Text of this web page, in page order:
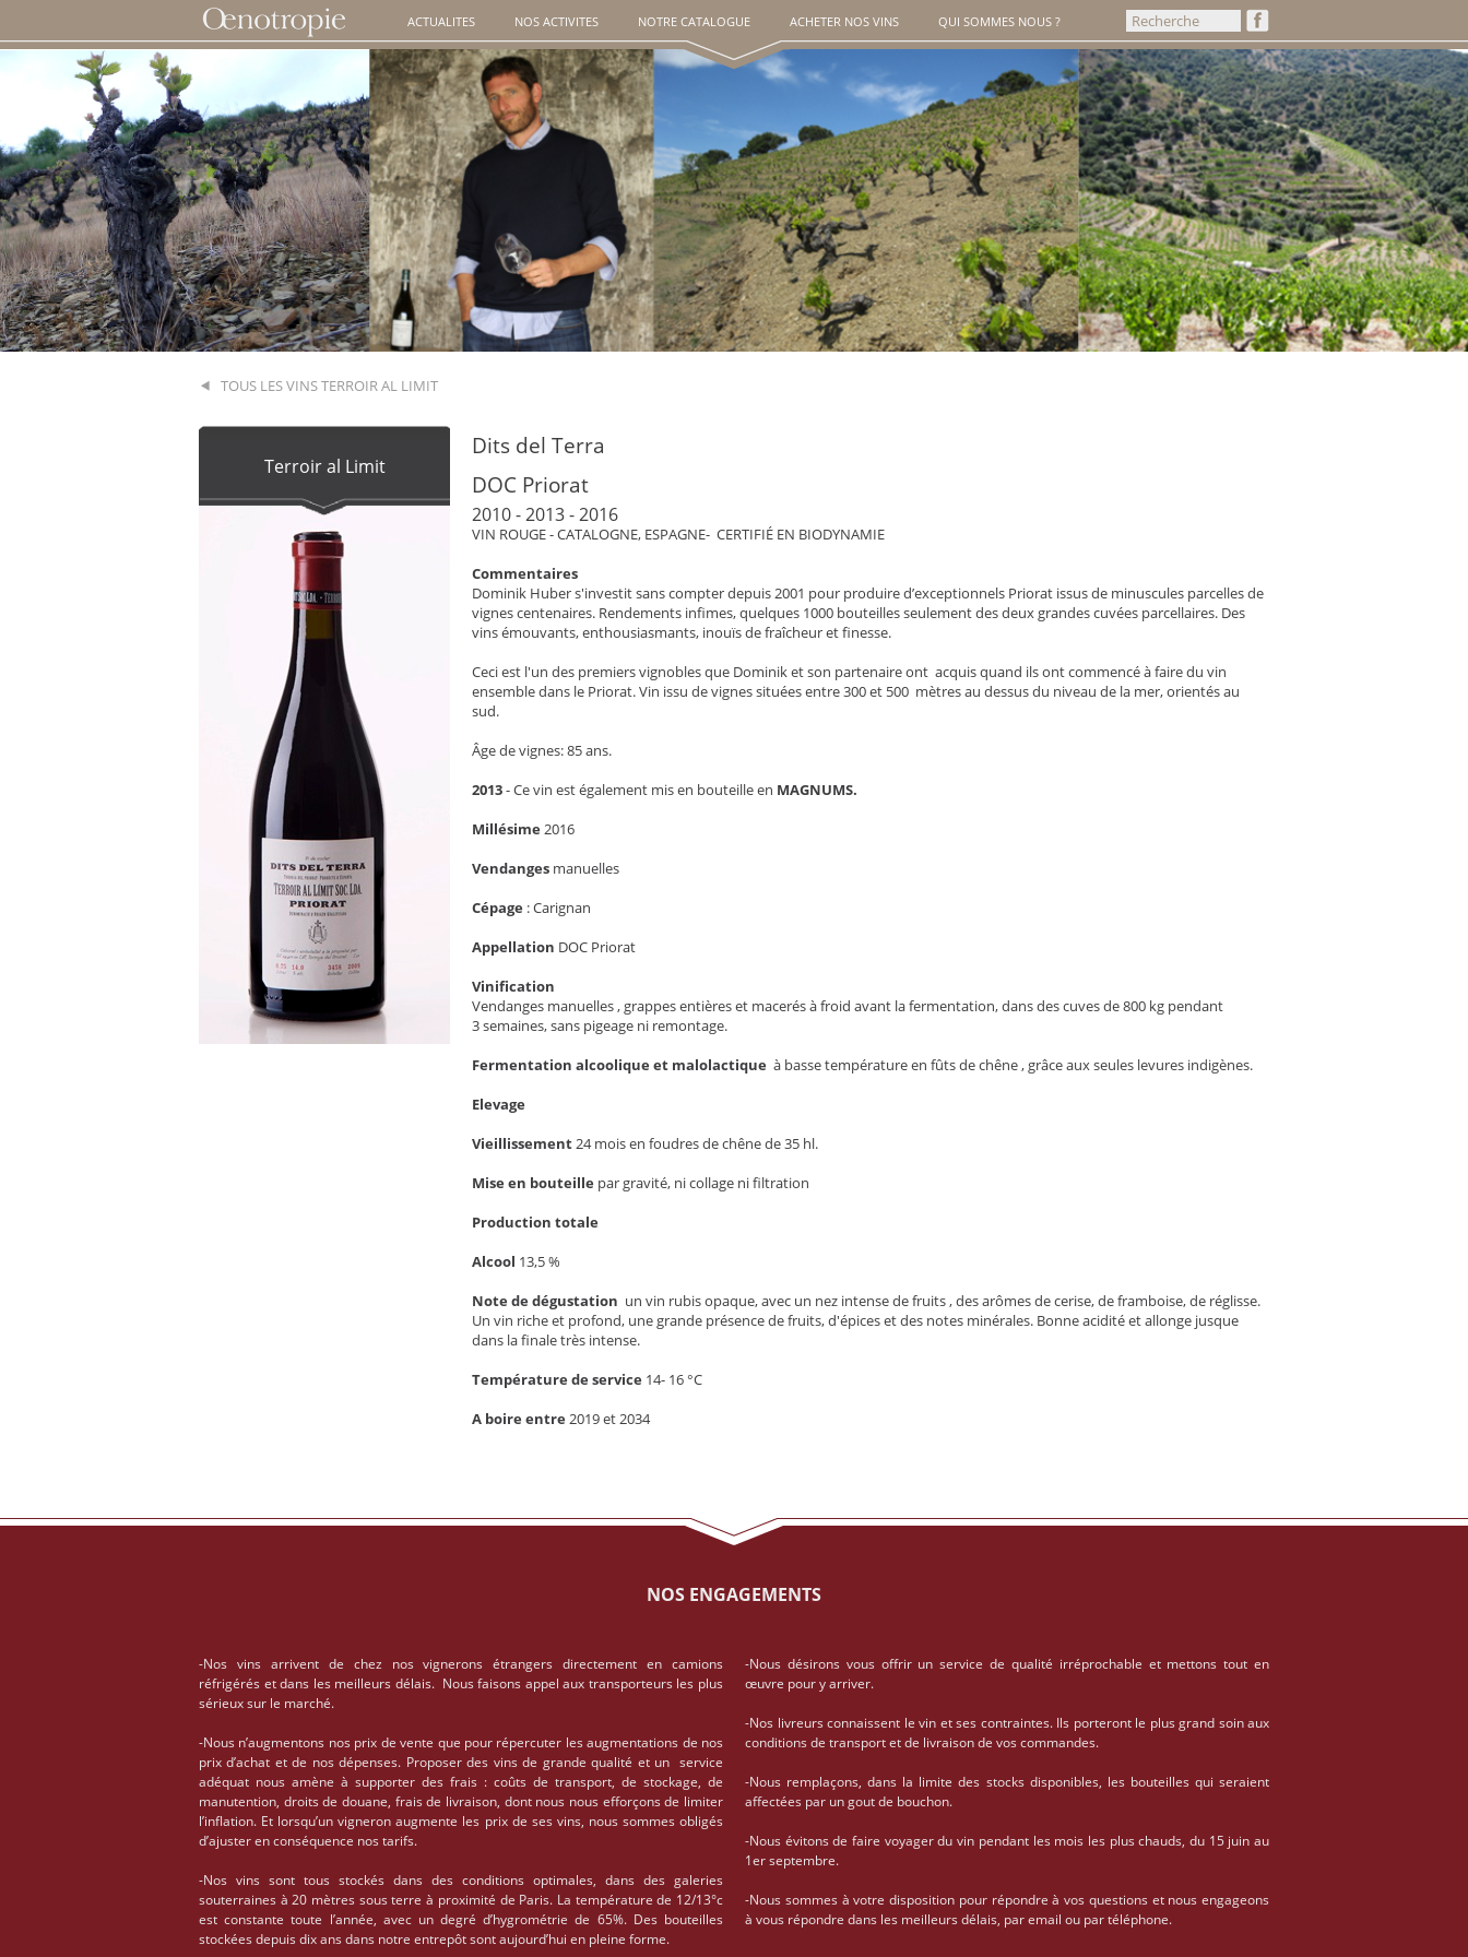
ACTUALITES NOS ACTIVITES NOTRE CATALOGUE ACHETER NOS VINS QUI SOMMES NOUS ?
TOUS LES VINS TERROIR AL LIMIT
Terroir al Limit
Dits del Terra
DOC Priorat
2010 - 2013 - 2016
VIN ROUGE - CATALOGNE, ESPAGNE- CERTIFIÉ EN BIODYNAMIE
Commentaires
Dominik Huber s'investit sans compter depuis 2001 pour produire d’exceptionnels Priorat issus de minuscules parcelles de
vignes centenaires. Rendements infimes, quelques 1000 bouteilles seulement des deux grandes cuvées parcellaires. Des
vins émouvants, enthousiasmants, inouïs de fraîcheur et finesse.
Ceci est l'un des premiers vignobles que Dominik et son partenaire ont acquis quand ils ont commencé à faire du vin
ensemble dans le Priorat. Vin issu de vignes situées entre 300 et 500 mètres au dessus du niveau de la mer, orientés au
sud.
Âge de vignes: 85 ans.
2013- Ce vin est également mis en bouteille en MAGNUMS.
Millésime 2016
Vendanges manuelles
Cépage : Carignan
Appellation DOC Priorat
Vinification
Vendanges manuelles , grappes entières et macerés à froid avant la fermentation, dans des cuves de 800 kg pendant
3 semaines, sans pigeage ni remontage.
Fermentation alcoolique et malolactique à basse température en fûts de chêne , grâce aux seules levures indigènes.
Elevage
Vieillissement24 mois en foudres de chêne de 35 hl.
Mise en bouteille par gravité, ni collage ni filtration
Production totale
Alcool 13,5 %
Note de dégustation un vin rubis opaque, avec un nez intense de fruits , des arômes de cerise, de framboise, de réglisse.
Un vin riche et profond, une grande présence de fruits, d'épices et des notes minérales. Bonne acidité et allonge jusque
dans la finale très intense.
Température de service 14- 16 °C
A boire entre 2019 et 2034
NOS ENGAGEMENTS
-Nos vins arrivent de chez nos vignerons étrangers directement en camions
réfrigérés et dans les meilleurs délais. Nous faisons appel aux transporteurs les plus
sérieux sur le marché.
-Nous n’augmentons nos prix de vente que pour répercuter les augmentations de nos
prix d’achat et de nos dépenses. Proposer des vins de grande qualité et un service
adéquat nous amène à supporter des frais : coûts de transport, de stockage, de
manutention, droits de douane, frais de livraison, dont nous nous efforçons de limiter
l’inflation. Et lorsqu’un vigneron augmente les prix de ses vins, nous sommes obligés
d’ajuster en conséquence nos tarifs.
-Nos vins sont tous stockés dans des conditions optimales, dans des galeries
souterraines à 20 mètres sous terre à proximité de Paris. La température de 12/13°c
est constante toute l’année, avec un degré d’hygrométrie de 65%. Des bouteilles
stockées depuis dix ans dans notre entrepôt sont aujourd’hui en pleine forme.
-Nous désirons vous offrir un service de qualité irréprochable et mettons tout en
œuvre pour y arriver.
-Nos livreurs connaissent le vin et ses contraintes. Ils porteront le plus grand soin aux
conditions de transport et de livraison de vos commandes.
-Nous remplaçons, dans la limite des stocks disponibles, les bouteilles qui seraient
affectées par un gout de bouchon.
-Nous évitons de faire voyager du vin pendant les mois les plus chauds, du 15 juin au
1er septembre.
-Nous sommes à votre disposition pour répondre à vos questions et nous engageons
à vous répondre dans les meilleurs délais, par email ou par téléphone.